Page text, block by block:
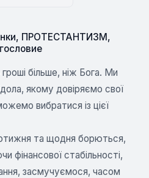
, ПРОТЕСТАНТИЗМ,
більше, ніж Бога. Ми
якому довіряємо свої
вибратися із цієї
та щодня борються,
фінансової стабільності,
засмучуємося, часом